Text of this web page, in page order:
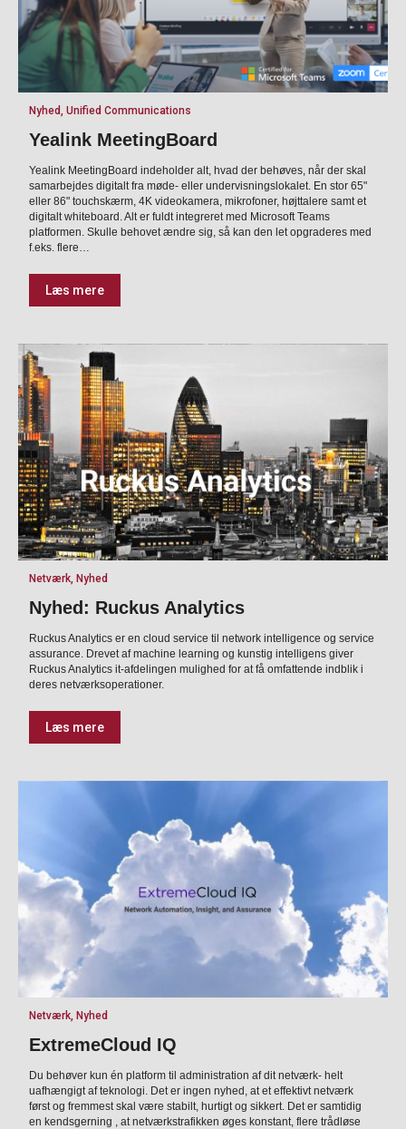
Nyhed, Unified Communications
Yealink MeetingBoard
Yealink MeetingBoard indeholder alt, hvad der behøves, når der skal
samarbejdes digitalt fra møde- eller undervisningslokalet. En stor 65"
eller 86" touchskærm, 4K videokamera, mikrofoner, højttalere samt et
digitalt whiteboard. Alt er fuldt integreret med Microsoft Teams
platformen. Skulle behovet ændre sig, så kan den let opgraderes med
f.eks. flere…
Læs mere
Netværk, Nyhed
Nyhed: Ruckus Analytics
Ruckus Analytics er en cloud service til network intelligence og service
assurance. Drevet af machine learning og kunstig intelligens giver
Ruckus Analytics it-afdelingen mulighed for at få omfattende indblik i
deres netværksoperationer.
Læs mere
Netværk, Nyhed
ExtremeCloud IQ
Du behøver kun én platform til administration af dit netværk- helt
uafhængigt af teknologi. Det er ingen nyhed, at et effektivt netværk
først og fremmest skal være stabilt, hurtigt og sikkert. Det er samtidig
en kendsgerning , at netværkstrafikken øges konstant, flere trådløse